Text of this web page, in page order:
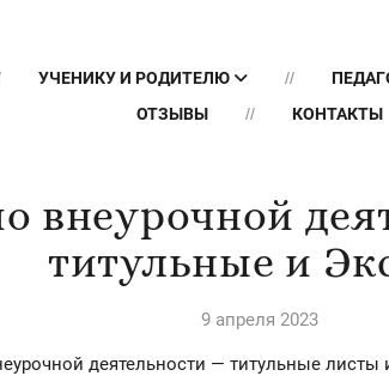
УЧЕНИКУ И РОДИТЕЛЮ
ОТЗЫВЫ
КОНТАКТЫ
внеурочной
титульные и
9 апреля 2023
деятельности — титульные листы